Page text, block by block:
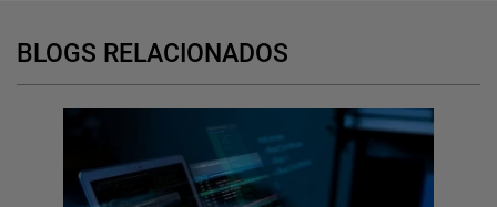
BLOGS RELACIONADOS